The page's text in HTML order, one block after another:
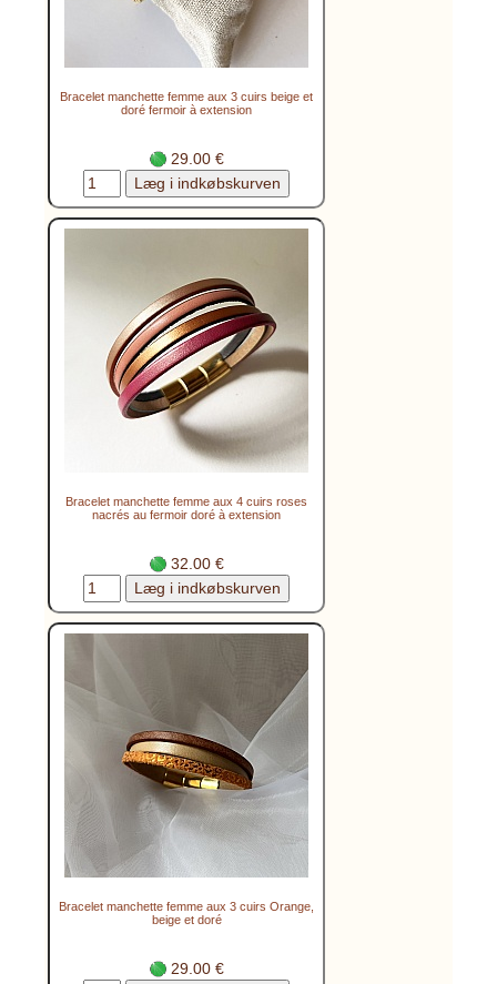
Bracelet manchette femme aux 3 cuirs beige et
doré fermoir à extension
29.00 €
Bracelet manchette femme aux 4 cuirs roses
nacrés au fermoir doré à extension
32.00 €
Bracelet manchette femme aux 3 cuirs Orange,
beige et doré
29.00 €